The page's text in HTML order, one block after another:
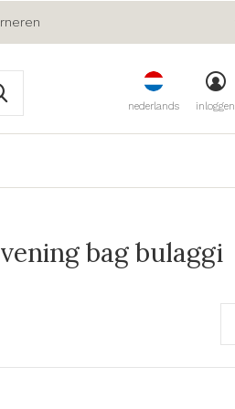
nederlands inloggen
bag bulaggi